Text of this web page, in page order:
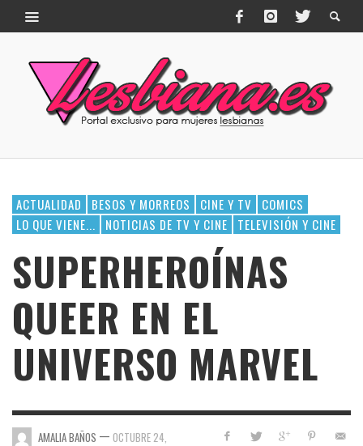
ACTUALIDAD BESOS Y MORREOS CINE Y TV
COMICS
LO QUE VIENE...
NOTICIAS DE TV Y CINE TELEVISIÓN Y CINE
SUPERHEROÍNAS
QUEER EN EL
UNIVERSO MARVEL
AMALIA BAÑOS — OCTUBRE 24,